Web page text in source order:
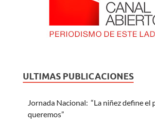
ULTIMAS PUBLICACIONES
Jornada Nacional: “La niñez define el
queremos”